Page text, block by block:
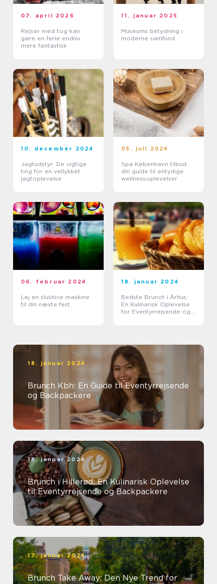
07. april 2026
Rejser med tog kan
gøre en ferie endnu
mere fantastisk
11. januar 2025
Museums betydning i
moderne samfund
10. december 2024
Jagtudstyr: De vigtige
ting for en vellykket
jagtoplevelse
05. juli 2024
Spa København tilbud:
din guide til entydige
wellnessoplevelser
06. februar 2024
Lej en slushice maskine
til din næste fest
18. januar 2024
Bedste Brunch i Århus:
En Kulinarisk Oplevelse
for Eventyrrejsende og
18. januar 2024
Brunch Kbh: En Guide til Eventyrrejsende
og Backpackere
18. januar 2024
Brunch i Hillerød: En Kulinarisk Oplevelse
til Eventyrrejsende og Backpackere
17. januar 2024
Brunch Take Away: Den Nye Trend for